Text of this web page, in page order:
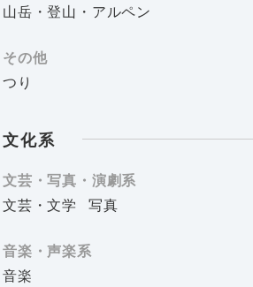
山岳・登山・アルペン
その他
つり
文化系
文芸・写真・演劇系
文芸・文学
写真
音楽・声楽系
音楽